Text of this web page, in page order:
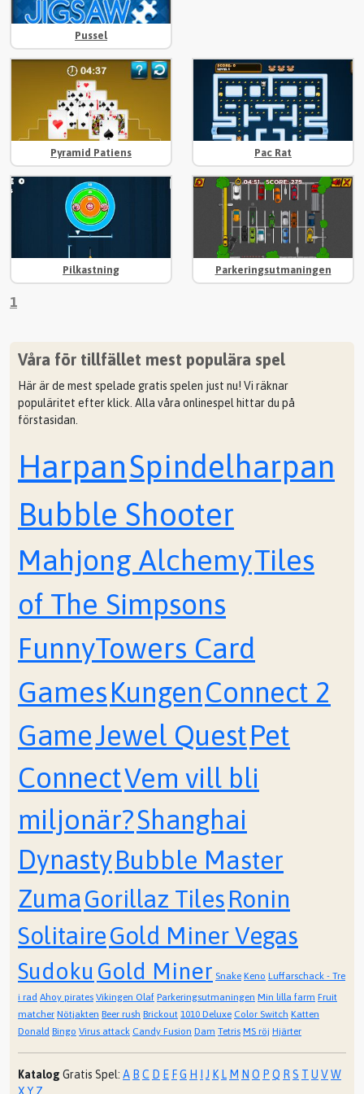
Pussel
Pyramid Patiens Pac Rat
Pilkastning Parkeringsutmaningen
1
Våra för tillfället mest populära spel
Här är de mest spelade gratis spelen just nu! Vi räknar
populäritet efter klick. Alla våra onlinespel hittar du på
förstasidan.
HarpanSpindelharpan
Bubble Shooter
Mahjong AlchemyTiles
of The Simpsons
FunnyTowers Card
GamesKungenConnect 2
GameJewel QuestPet
ConnectVem vill bli
miljonär?Shanghai
DynastyBubble Master
ZumaGorillaz Tiles Ronin
SolitaireGold Miner Vegas
Sudoku Gold Miner Snake Keno Luffarschack - Tre
i rad Ahoy pirates Vikingen Olaf Parkeringsutmaningen Min lilla farm Fruit
matcher Nötjakten Beer rush Brickout 1010 Deluxe Color Switch Katten
Donald Bingo Virus attack Candy Fusion Dam Tetris MS röj Hjärter
Katalog Gratis Spel: A B C D E FG H J K L M N O P Q RS T U VW